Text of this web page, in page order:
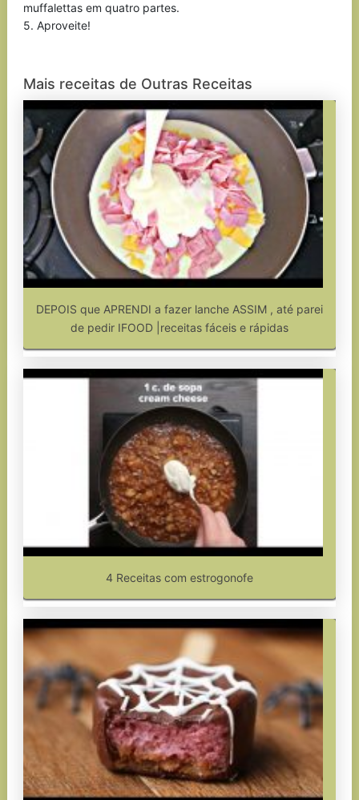
muffalettas em quatro partes.
5. Aproveite!
Mais receitas de Outras Receitas
DEPOIS que APRENDI a fazer lanche ASSIM , até parei
de pedir IFOOD |receitas fáceis e rápidas
4 Receitas com estrogonofe